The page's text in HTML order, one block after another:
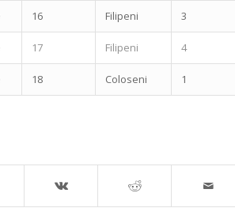
16 Filipeni 3
17 Filipeni 4
18 Coloseni 1